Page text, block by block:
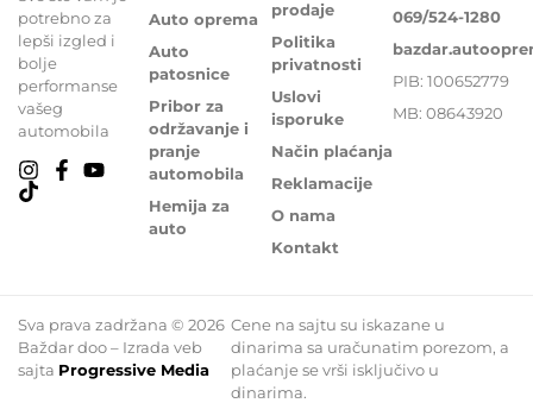
potrebno za
lepši izgled i
bolje
performanse
vašeg
automobila
Auto oprema
Auto
patosnice
Pribor za
održavanje i
pranje
automobila
Hemija za
auto
prodaje
Politika
privatnosti
Uslovi
isporuke
Način plaćanja
Reklamacije
O nama
Kontakt
069/524-1280
PIB: 100652779
MB: 08643920
Sva prava zadržana © 2026
Baždar doo – Izrada veb
sajta Progressive Media
Cene na sajtu su iskazane u
dinarima sa uračunatim porezom, a
plaćanje se vrši isključivo u
dinarima.